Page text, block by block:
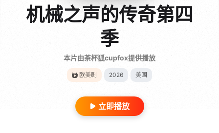
机械之声的传奇第四
季
本片由茶杯狐cupfox提供播放
欧美剧 2026 美国
立即播放